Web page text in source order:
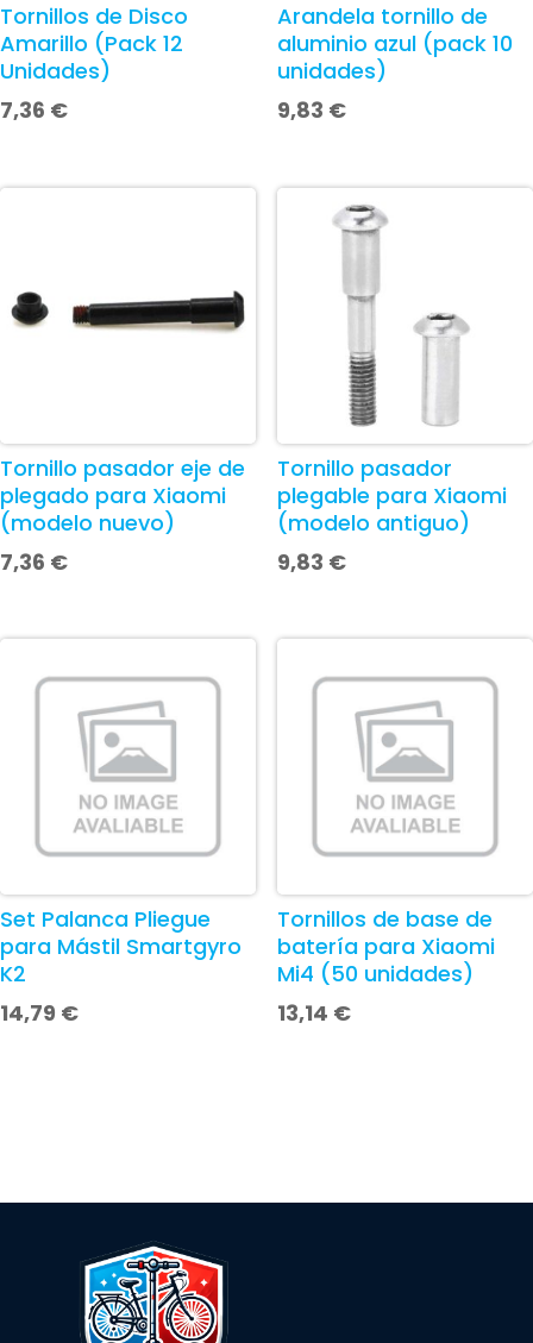
Tornillos de Disco
Amarillo (Pack 12
Unidades)
7,36 €
Arandela tornillo de
aluminio azul (pack 10
unidades)
9,83 €
Tornillo pasador eje de
plegado para Xiaomi
(modelo nuevo)
7,36 €
Tornillo pasador
plegable para Xiaomi
(modelo antiguo)
9,83 €
Set Palanca Pliegue
para Mástil Smartgyro
K2
14,79 €
Tornillos de base de
batería para Xiaomi
Mi4 (50 unidades)
13,14 €